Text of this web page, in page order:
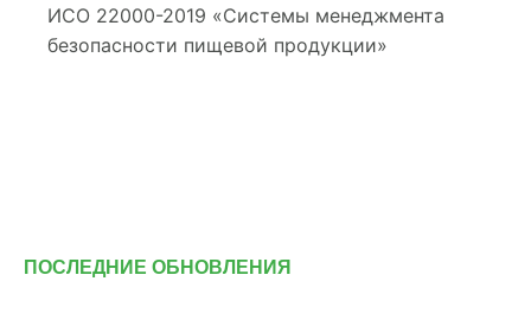
ИСО 22000-2019 «Системы менеджмента
безопасности пищевой продукции»
ПОСЛЕДНИЕ ОБНОВЛЕНИЯ